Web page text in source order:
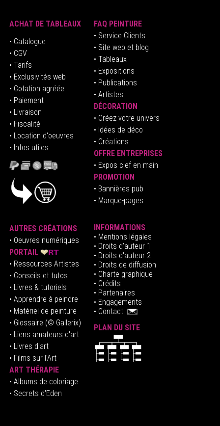
ACHAT DE TABLEAUX
• Catalogue
• CGV
• Tarifs
• Exclusivités web
• Cotation agréée
• Paiement
• Livraison
• Fiscalité
• Location d'oeuvres
• Infos utiles
FAQ PEINTURE
• Service Clients
• Site web et blog
• Tableaux
• Expositions
• Publications
• Artistes
DÉCORATION
• Créez votre univers
• Idées de déco
• Créations
OFFRE ENTREPRISES
• Expos clef en main
PROMOTION
• Bannières pub
• Marque-pages
AUTRES CRÉATIONS
• Oeuvres numériques
PORTAIL
• Ressources Artistes
• Conseils et tutos
• Livres & tutoriels
• Apprendre à peindre
• Matériel de peinture
• Glossaire (© Gallerix)
• Liens amateurs d'art
• Livres d'art
• Films sur l'Art
ART THÉRAPIE
• Albums de coloriage
• Secrets d'Eden
INFORMATIONS
• Mentions légales
• Droits d'auteur1
• Droits d'auteur 2
• Droits de diffusion
• Charte graphique
• Crédits
• Partenaires
• Engagements
• Contact
PLAN DU SITE